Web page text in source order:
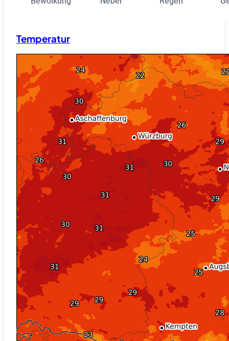
Temperatur